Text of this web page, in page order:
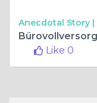
Anecdotal Story |
Like 0